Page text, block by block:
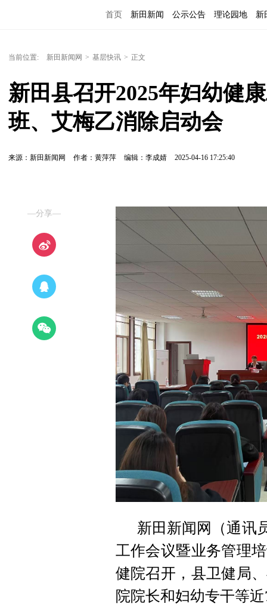
首页 新田新闻 公示公告 理论园地 新
当前位置: 新田新闻网 > 基层快讯 > 正文
新田县召开2025年妇幼健
班、艾梅乙消除启动会
来源：新田新闻网 作者：黄萍萍 编辑：李成婧 2025-04-16 17:25:40
—分享—
新田新闻网（通讯
工作会议暨业务管理
健院召开，县卫健局
院院长和妇幼专干等